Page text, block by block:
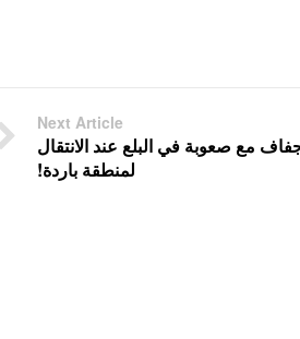
Next Article
مع صعوبة في البلع عند الانتقال
لمنطقة باردة!